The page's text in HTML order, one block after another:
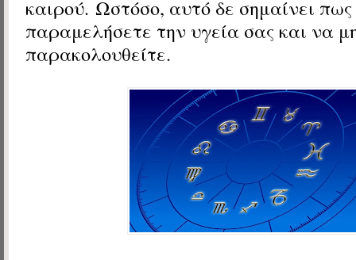
καιρού. Ωστόσο, αυτό δε σημαίνει
παραμελήσετε την υγεία σας και να
παρακολουθείτε.